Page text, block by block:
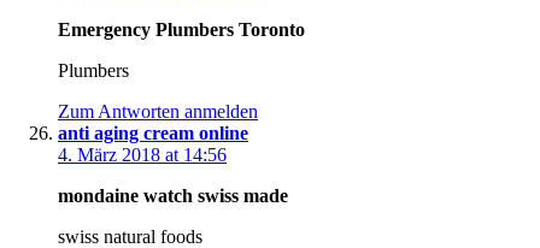
Emergency Plumbers Toronto
Plumbers
Zum Antworten anmelden
anti aging cream online
4. März 2018 at 14:56
mondaine watch swiss made
swiss natural foods